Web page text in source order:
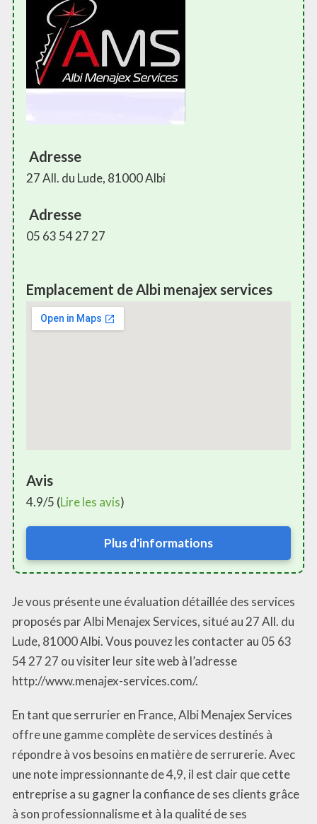
Adresse
27 All. du Lude, 81000 Albi
Adresse
05 63 54 27 27
Emplacement de Albi menajex services
Avis
4.9/5 (Lire les avis)
Plus d'informations
Je vous présente une évaluation détaillée des services
proposés par Albi Menajex Services, situé au 27 All. du
Lude, 81000 Albi. Vous pouvez les contacter au 05 63
54 27 27 ou visiter leur site web à l’adresse
http://www.menajex-services.com/.
En tant que serrurier en France, Albi Menajex Services
offre une gamme complète de services destinés à
répondre à vos besoins en matière de serrurerie. Avec
une note impressionnante de 4,9, il est clair que cette
entreprise a su gagner la confiance de ses clients grâce
à son professionnalisme et à la qualité de ses